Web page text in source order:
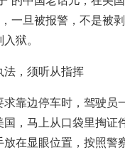
，一旦被报警，不是被
狱。
法，须听从指挥
求靠边停车时，驾驶员
国，马上从口袋里掏证
放在显眼位置，按照警